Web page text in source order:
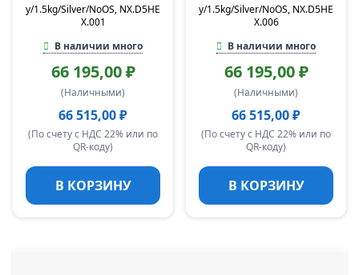
y/1.5kg/Silver/NoOS, NX.D5HE
X.001
В наличии много
66 195,00 ₽
(Наличными)
66 515,00 ₽
(По счету с НДС 22% или по
QR-коду)
В КОРЗИНУ
y/1.5kg/Silver/NoOS, NX.D5HE
X.006
В наличии много
66 195,00 ₽
(Наличными)
66 515,00 ₽
(По счету с НДС 22% или по
QR-коду)
В КОРЗИНУ